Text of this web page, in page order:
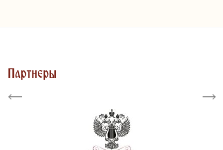
Партнеры
Previous Next